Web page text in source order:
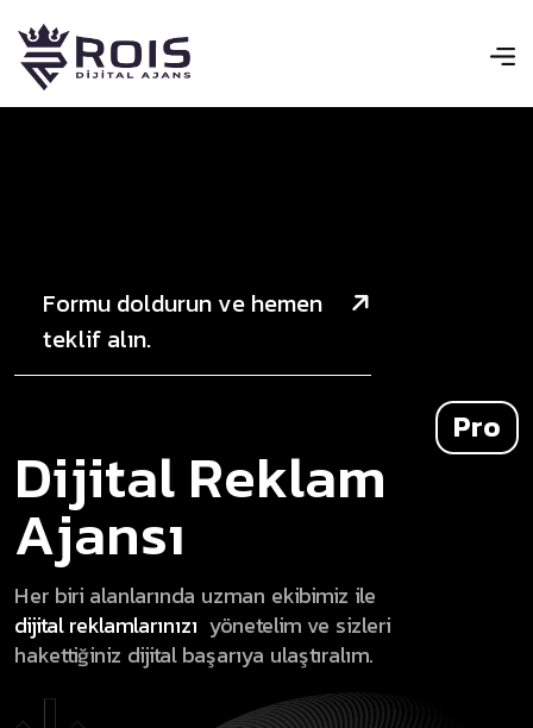
Formu doldurun ve hemen
teklif alın.
DijitalReklam
Ajansı
Her biri alanlarında uzman ekibimiz ile
dijitalreklamlarınızı yönetelim ve sizleri
hakettiğiniz dijitalbaşarıya ulaştıralım.